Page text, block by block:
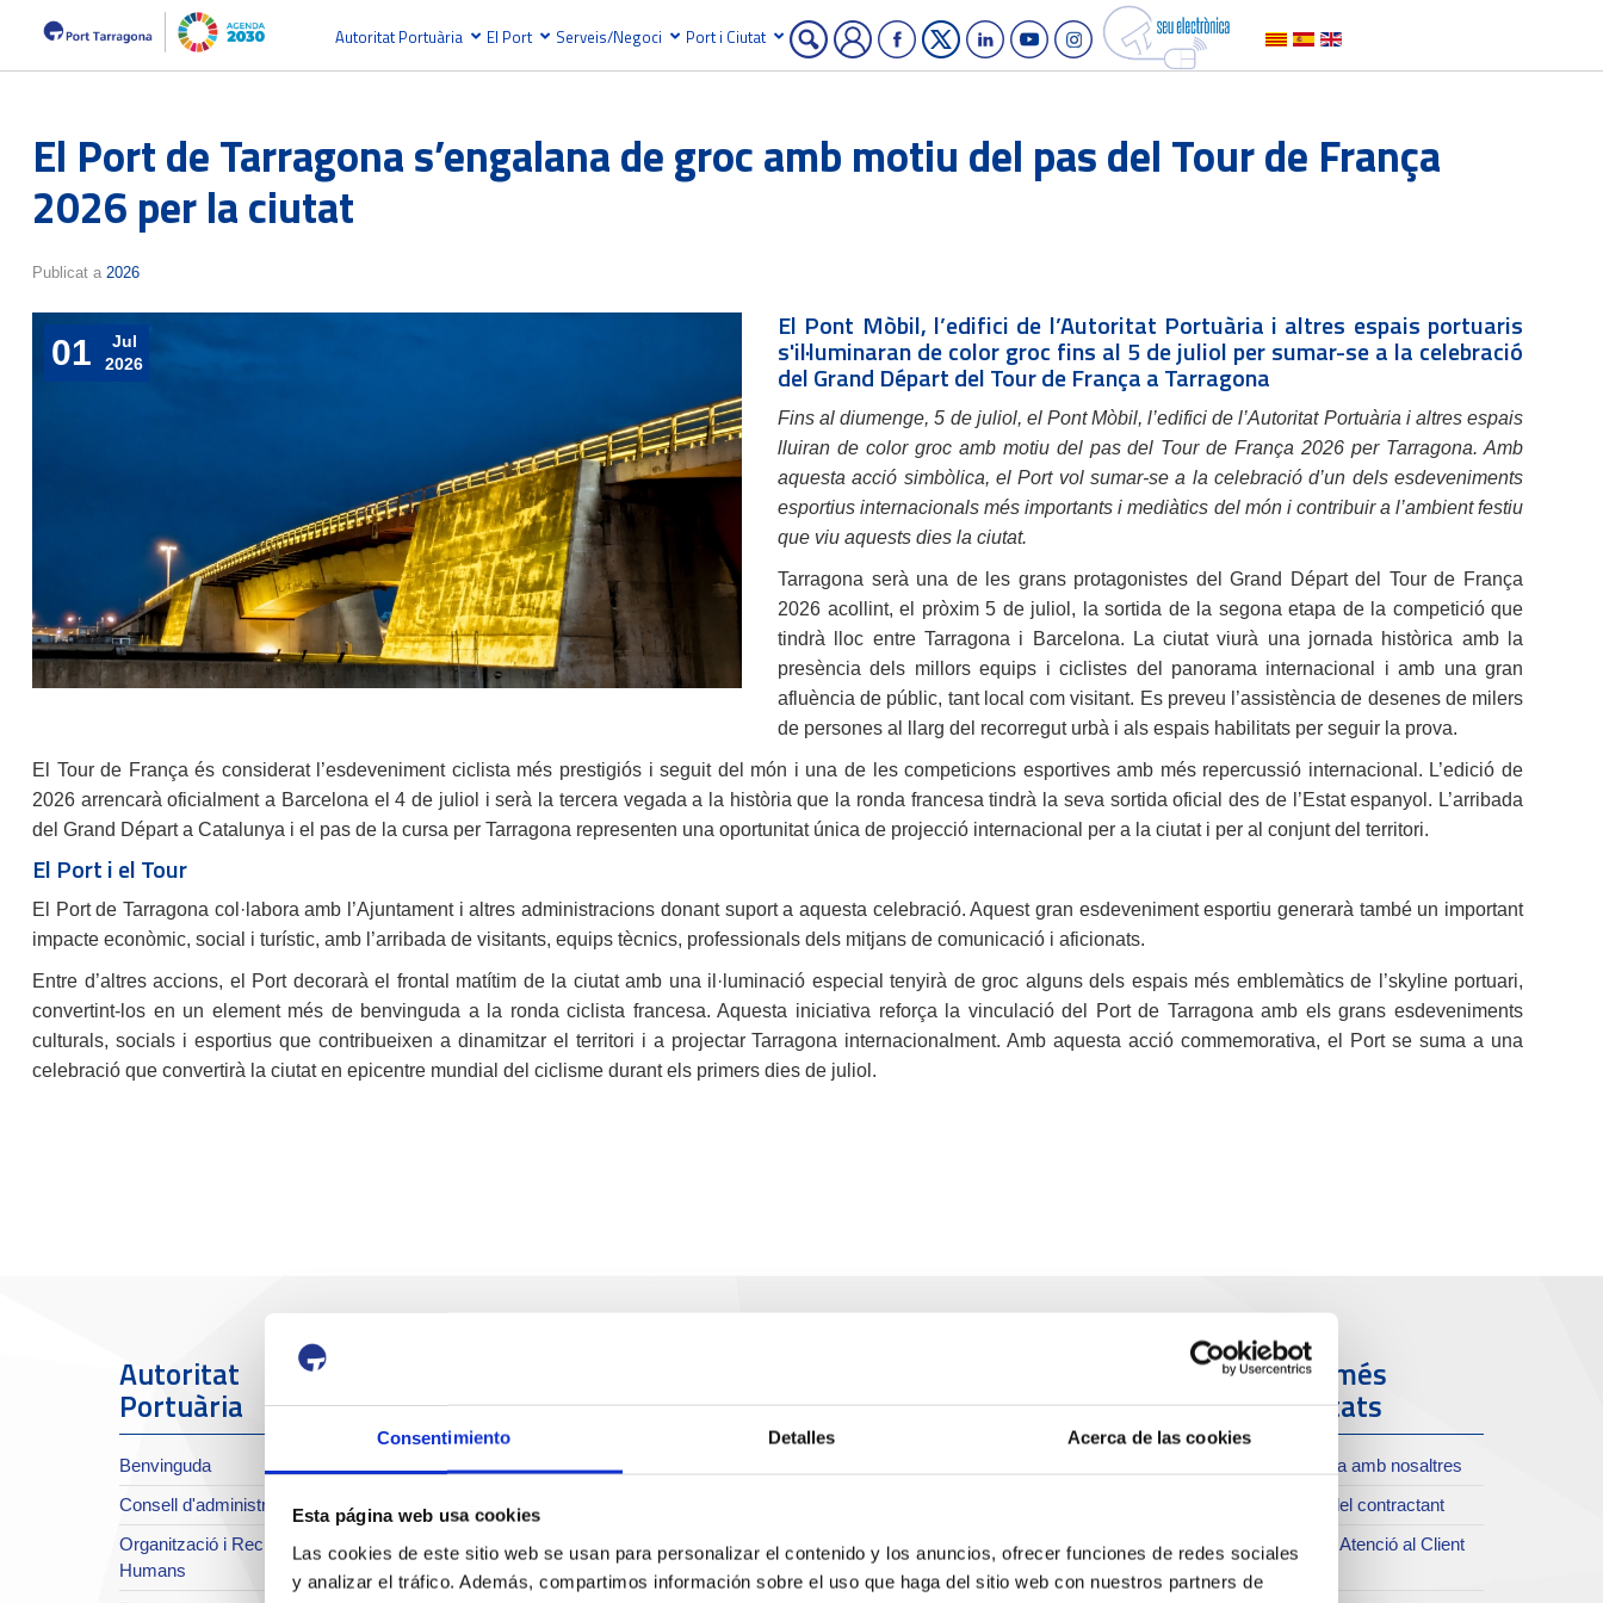
Consentimiento Detalles Acerca de las cookies
Esta página web usa cookies
Las cookies de este sitio web se usan para personalizar el contenido y los anuncios, ofrecer funciones de redes sociales
y analizar el tráfico. Además, compartimos información sobre el uso que haga del sitio web con nuestros partners de
Autoritat Portuària El Port Serveis/Negoci Port i Ciutat
El Port de Tarragona s’engalana de groc amb motiu del pas del Tour de França
2026 per la ciutat
Publicat a 2026
01
Jul
2026
El Pont Mòbil, l’edifici de l’Autoritat Portuària i altres espais portuaris
s'il·luminaran de color groc fins al 5 de juliol per sumar-se a la celebració
del Grand Départ del Tour de França a Tarragona
Fins al diumenge, 5 de juliol, el Pont Mòbil, l’edifici de l’Autoritat Portuària i altres espais
lluiran de color groc amb motiu del pas del Tour de França 2026 per Tarragona. Amb
aquesta acció simbòlica, el Port vol sumar-se a la celebració d’un dels esdeveniments
esportius internacionals més importants i mediàtics del món i contribuir a l’ambient festiu
que viu aquests dies la ciutat.
Tarragona serà una de les grans protagonistes del Grand Départ del Tour de França
2026 acollint, el pròxim 5 de juliol, la sortida de la segona etapa de la competició que
tindrà lloc entre Tarragona i Barcelona. La ciutat viurà una jornada històrica amb la
presència dels millors equips i ciclistes del panorama internacional i amb una gran
afluència de públic, tant local com visitant. Es preveu l’assistència de desenes de milers
de persones al llarg del recorregut urbà i als espais habilitats per seguir la prova.
El Tour de França és considerat l’esdeveniment ciclista més prestigiós i seguit del món i una de les competicions esportives amb més repercussió internacional. L’edició de
2026 arrencarà oficialment a Barcelona el 4 de juliol i serà la tercera vegada a la història que la ronda francesa tindrà la seva sortida oficial des de l’Estat espanyol. L’arribada
del Grand Départ a Catalunya i el pas de la cursa per Tarragona representen una oportunitat única de projecció internacional per a la ciutat i per al conjunt del territori.
El Port i el Tour
El Port de Tarragona col·labora amb l’Ajuntament i altres administracions donant suport a aquesta celebració. Aquest gran esdeveniment esportiu generarà també un important
impacte econòmic, social i turístic, amb l’arribada de visitants, equips tècnics, professionals dels mitjans de comunicació i aficionats.
Entre d’altres accions, el Port decorarà el frontal matítim de la ciutat amb una il·luminació especial tenyirà de groc alguns dels espais més emblemàtics de l’skyline portuari,
convertint-los en un element més de benvinguda a la ronda ciclista francesa. Aquesta iniciativa reforça la vinculació del Port de Tarragona amb els grans esdeveniments
culturals, socials i esportius que contribueixen a dinamitzar el territori i a projectar Tarragona internacionalment. Amb aquesta acció commemorativa, el Port se suma a una
celebració que convertirà la ciutat en epicentre mundial del ciclisme durant els primers dies de juliol.
Autoritat
Portuària
Benvinguda
Consell d'administració
Organització i Recursos
Humans
Sobre el Port
Situació i accessos
Planificació estratègica
Infraestructures en
desenvolupament
Sol·licitud de serveis
Tràfics
Estadístiques
d'agroalimentaris)
Port i Ciutat
Moll de Costa
Arxiu del Port
Parc del Port
Museu del Port
Els més
visitats
Treballa amb nosaltres
Perfil del contractant
Servei Atenció al Client